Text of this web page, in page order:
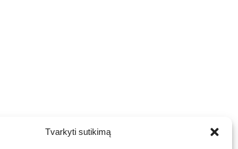
Tvarkyti sutikimą